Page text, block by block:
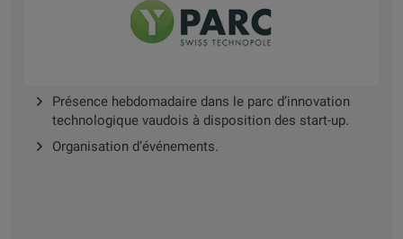
Présence hebdomadaire dans le parc d’innovation
technologique vaudois à disposition des start-up.
Organisation d’événements.